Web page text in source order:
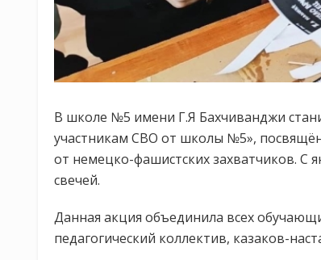
В школе №5 имени Г.Я Бахчиванджи
участникам СВО от школы №5»,
от немецко-фашистских захватчиков. С
свечей.
Данная акция объединила всех
педагогический коллектив, казаков-